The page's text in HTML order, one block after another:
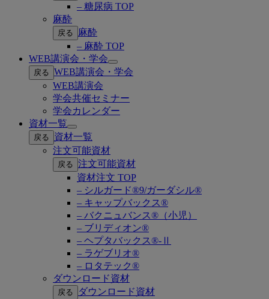
– 糖尿病 TOP
麻酔
戻る
麻酔
– 麻酔 TOP
WEB講演会・学会
Open
submenu
戻る WEB講演会・学会
WEB講演会
学会共催セミナー
学会カレンダー
資材一覧
Open
submenu
戻る
資材一覧
注文可能資材
戻る 注文可能資材
資材注文 TOP
– シルガード®9/ガーダシル®
– キャップバックス®
– バクニュバンス®（小児）
– ブリディオン®
– ヘプタバックス®-Ⅱ
– ラゲブリオ®
– ロタテック®
ダウンロード資材
戻る ダウンロード資材